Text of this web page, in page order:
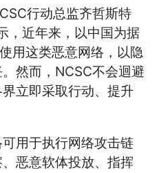
行动总监齐哲斯特
，近年来，以中国为据
用这类恶意网络，以隐
然而，NCSC不会迴避
立即采取行动、提升
用于执行网络攻击链
恶意软体投放、指挥